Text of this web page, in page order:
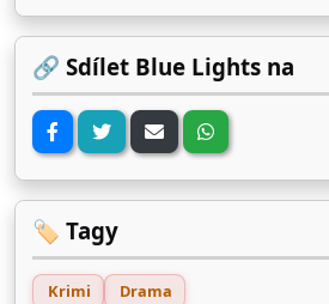
🔗 Sdílet Blue Lights na
🏷️ Tagy
Krimi Drama